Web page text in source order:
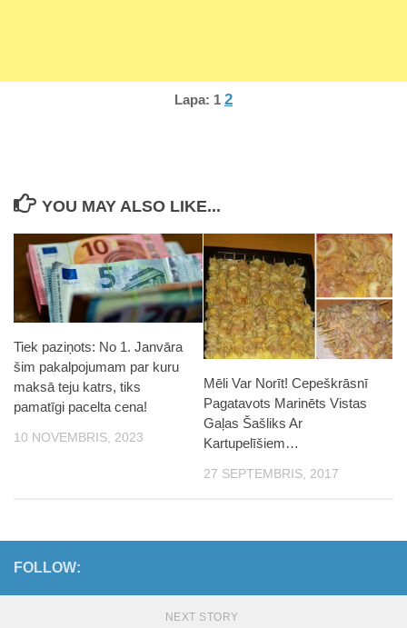
Lapa: 1 2
YOU MAY ALSO LIKE...
Tiek paziņots: No 1. Janvāra
šim pakalpojumam par kuru
maksā teju katrs, tiks
pamatīgi pacelta cena!
10 NOVEMBRIS, 2023
Mēli Var Norīt! Cepeškrāsnī
Pagatavots Marinēts Vistas
Gaļas Šašliks Ar
Kartupelīšiem…
27 SEPTEMBRIS, 2017
FOLLOW:
NEXT STORY